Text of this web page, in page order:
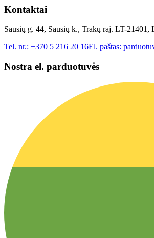
Kontaktai
Sausių g. 44, Sausių k., Trakų raj. LT-21401,
Tel. nr.: +370 5 216 20 16El. paštas:
Nostra el. parduotuvės